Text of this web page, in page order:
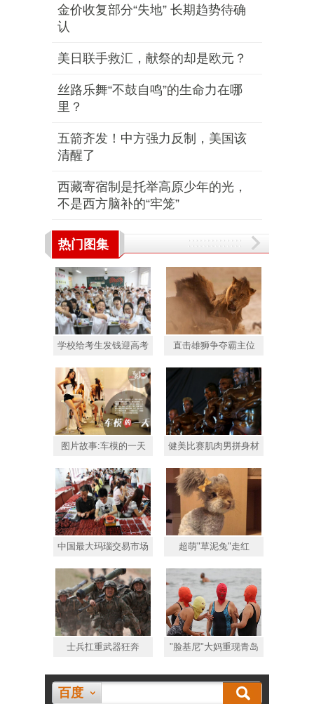
金价收复部分“失地” 长期趋势待确
认
美日联手救汇，献祭的却是欧元？
丝路乐舞“不鼓自鸣”的生命力在哪
里？
五箭齐发！中方强力反制，美国该
清醒了
西藏寄宿制是托举高原少年的光，
不是西方脑补的“牢笼”
热门图集
学校给考生发钱迎高考 直击雄狮争夺霸主位
图片故事:车模的一天 健美比赛肌肉男拼身材
中国最大玛瑙交易市场 超萌"草泥兔"走红
士兵扛重武器狂奔 "脸基尼"大妈重现青岛
百度